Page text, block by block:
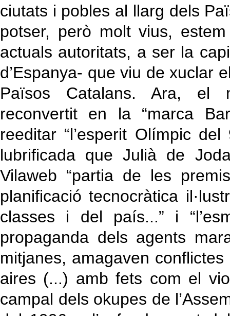
ciutats i pobles al llarg dels
potser, però molt vius,
actuals autoritats, a ser la
d’Espanya- que viu de xuclar
Països Catalans. Ara, el
reconvertit en la “marca
reeditar “l’esperit Olímpic
lubrificada que Julià de
Vilaweb “partia de les
planificació tecnocràtica
classes i del país...” i
propaganda dels agents
mitjanes, amagaven
aires (...) amb fets com el
campal dels okupes de